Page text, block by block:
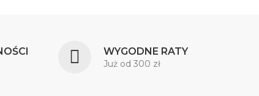
WYGODNE RATY
Już od 300 zł